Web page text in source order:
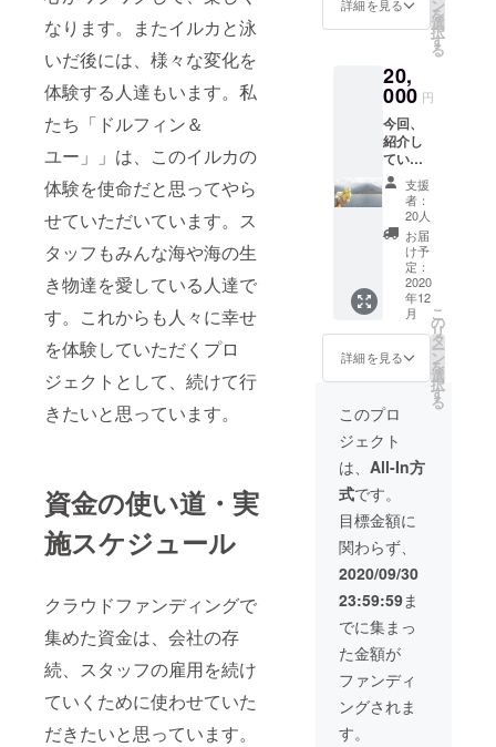
なります。またイルカと泳
いだ後には、様々な変化を
体験する人達もいます。私
たち「ドルフィン＆
ユー」」は、このイルカの
体験を使命だと思ってやら
せていただいています。ス
タッフもみんな海や海の生
き物達を愛している人達で
す。これからも人々に幸せ
を体験していただくプロ
ジェクトとして、続けて行
きたいと思っています。
資金の使い道・実
施スケジュール
クラウドファンディングで
集めた資金は、会社の存
続、スタッフの雇用を続け
ていくために使わせていた
だきたいと思っています。
サイズ
用 Sサ
イズ
ぐ起業
家、リ
ド・
ホーラ
ンドの
著書
「タイ
トルは
いらな
い ア
イアム
ハッ
ピーマ
ン」 ＊
ドル
フィン
＆ユー
CEO、
ハワイ
カと泳
ぐ起業
家、リ
チャー
ド・
ホーラ
ンドの
「幸せ
になる
生活
術」
Zoomセ
ミ
ナー。
リ
チャー
ドが体
験して
詳細を見る ン
を
選
択
す
る
20,
000 円
今回、
紹介し
ていま
すリ
ターン
を全て
お届け
しま
す。 ＊
スタッ
フから
のサン
キュー
レター
＊エコ
バック
＊クリ
アホル
ダー ＊
オリジ
ナルデ
ザインT
シャツ2
種類 色
はネイ
ビーで
す。ご
希望の
サイズ
を備考
欄に必
ずご記
載くだ
さい。
支援
者：
20人
お届
け予
定：
2020
年12
月
詳細を見る
こ
の
リ
タ
ー
ン
を
選
択
す
る
このプロ
ジェクト
は、 All-In方
式です。
目標金額に
関わらず、
2020/09/30
23:59:59ま
でに集まっ
た金額が
ファンディ
ングされま
す。